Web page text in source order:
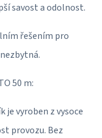
savost a odolnost.
řešením pro
50 m:
je vyroben z vysoce
provozu. Bez